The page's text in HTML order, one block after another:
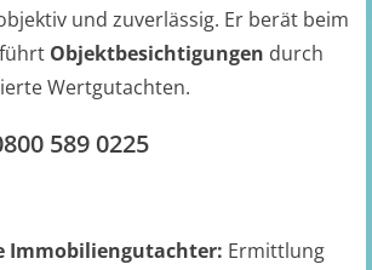
und zuverlässig. Er berät beim
Objektbesichtigungen durch
Wertgutachten.
589 0225
Immobiliengutachter: Ermittlung